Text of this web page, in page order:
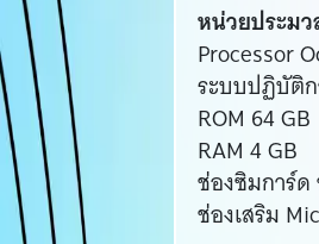
หน่วยประม
Processor
ระบบปฏิบัติก
ROM 64 GB
RAM 4 GB
ช่องซิมการ์
ช่องเสริม